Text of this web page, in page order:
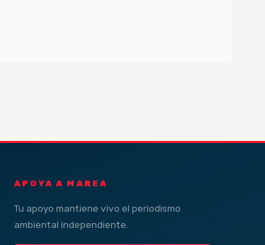
APOYA A MAREA
Tu apoyo mantiene vivo el periodismo
ambiental independiente.